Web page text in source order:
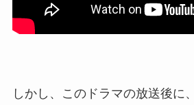
しかし、このドラマの放送後に